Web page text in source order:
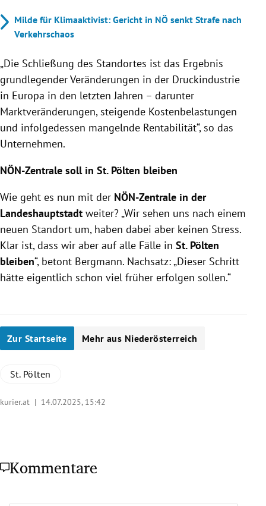
Milde für Klimaaktivist: Gericht in NÖ senkt Strafe nach
Verkehrschaos
„Die Schließung des Standortes ist das Ergebnis
grundlegender Veränderungen in der Druckindustrie
in Europa in den letzten Jahren – darunter
Marktveränderungen, steigende Kostenbelastungen
und infolgedessen mangelnde Rentabilität“, so das
Unternehmen.
NÖN-Zentrale soll in St. Pölten bleiben
Wie geht es nun mit der NÖN-Zentrale in der
Landeshauptstadt weiter? „Wir sehen uns nach einem
neuen Standort um, haben dabei aber keinen Stress.
Klar ist, dass wir aber auf alle Fälle in St. Pölten
bleiben“, betont Bergmann. Nachsatz: „Dieser Schritt
hätte eigentlich schon viel früher erfolgen sollen.“
Zur Startseite Mehr aus Niederösterreich
St. Pölten
kurier.at | 14.07.2025, 15:42
Kommentare